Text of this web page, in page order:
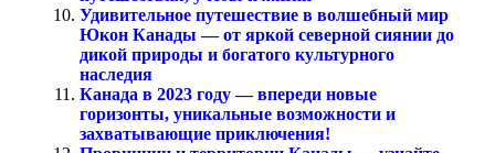
Удивительное путешествие в волшебный мир
Юкон Канады — от яркой северной сиянии до
дикой природы и богатого культурного
наследия
Канада в 2023 году — впереди новые
горизонты, уникальные возможности и
захватывающие приключения!